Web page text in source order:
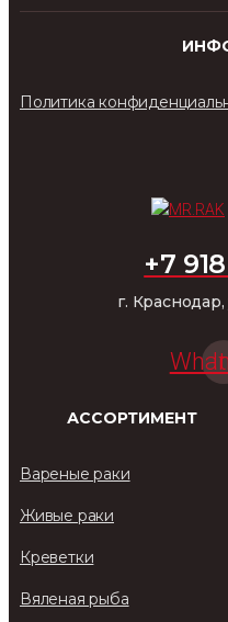
Политика
+7
г.
АССОРТИМЕНТ
Вареные раки
Живые раки
Креветки
Вяленая рыба